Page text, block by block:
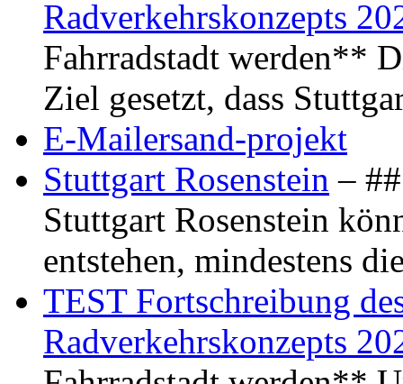
Radverkehrskonzepts
Fahrradstadt werden**
Ziel gesetzt, dass
E-Mailersand-projekt
Stuttgart Rosenstein –
Stuttgart Rosenstein
entstehen, mindestens
TEST Fortschreibung
Radverkehrskonzepts